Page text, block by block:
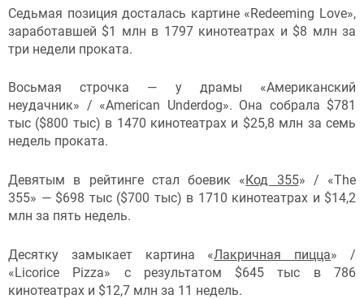
Седьмая позиция досталась картине «Redeeming Love»,
заработавшей $1 млн в 1797 кинотеатрах и $8 млн за
три недели проката.
Восьмая строчка — у драмы «Американский
неудачник» / «American Underdog». Она собрала $781
тыс ($800 тыс) в 1470 кинотеатрах и $25,8 млн за семь
недель проката.
Девятым в рейтинге стал боевик «Код 355» / «The
355» — $698 тыс ($700 тыс) в 1710 кинотеатрах и $14,2
млн за пять недель.
Десятку замыкает картина «Лакричная пицца» /
«Licorice Pizza» с результатом $645 тыс в 786
кинотеатрах и $12,7 млн за 11 недель.